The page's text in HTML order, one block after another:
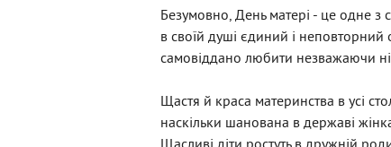
Безумовно, День матері - це одне з
в своїй душі єдиний і неповторний
самовіддано любити незважаючи
Щастя й краса материнства в усі
наскільки шанована в державі